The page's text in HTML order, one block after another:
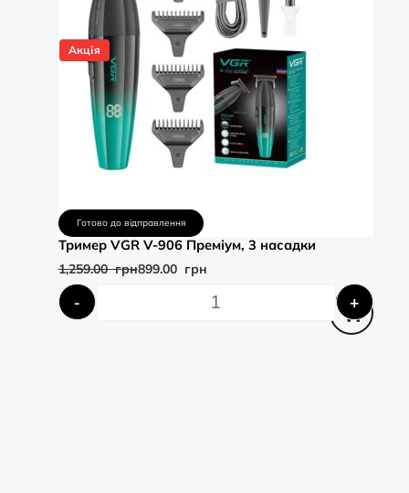
Акція
Готово до відправлення
Тример VGR V-906 Преміум, 3 насадки
1,259.00грн899.00 грн
- +